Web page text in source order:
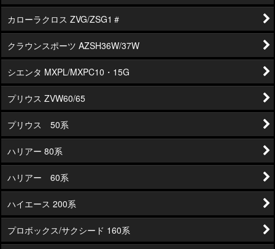
カローラクロス ZVG/ZSG1＃
クラウンスポーツ AZSH36W/37W
シエンタ MXPL/MXPC10・15G
プリウス ZVW60/65
プリウス 50系
ハリアー 80系
ハリアー 60系
ハイエース 200系
プロボックス/サクシード 160系